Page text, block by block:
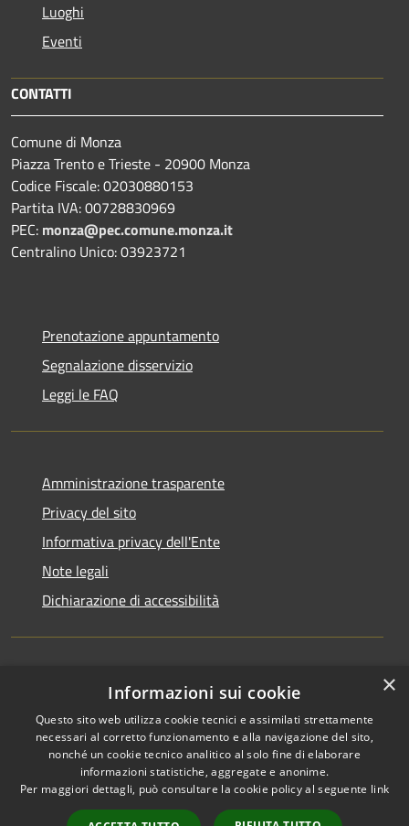
Luoghi
Eventi
CONTATTI
Comune di Monza
Piazza Trento e Trieste - 20900 Monza
Codice Fiscale: 02030880153
Partita IVA: 00728830969
PEC: monza@pec.comune.monza.it
Centralino Unico: 03923721
Prenotazione appuntamento
Segnalazione disservizio
Leggi le FAQ
Amministrazione trasparente
Privacy del sito
Informativa privacy dell'Ente
Note legali
Dichiarazione di accessibilità
Newsletter
RSS
Accessibilità
Copyright © 2026 • Comune di
×
Informazioni sui cookie
Questo sito web utilizza cookie tecnici e assimilati strettamente
necessari al corretto funzionamento e alla navigazione del sito,
nonché un cookie tecnico analitico al solo fine di elaborare
informazioni statistiche, aggregate e anonime.
Per maggiori dettagli, può consultare la cookie policy al seguente link